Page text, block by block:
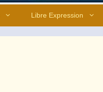
Libre Expression